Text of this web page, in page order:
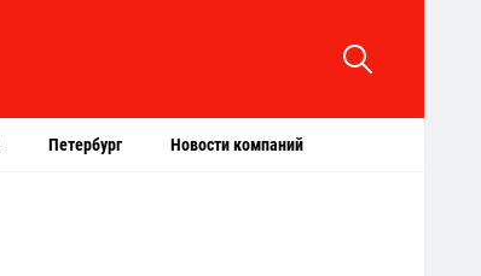
Петербург Новости компаний